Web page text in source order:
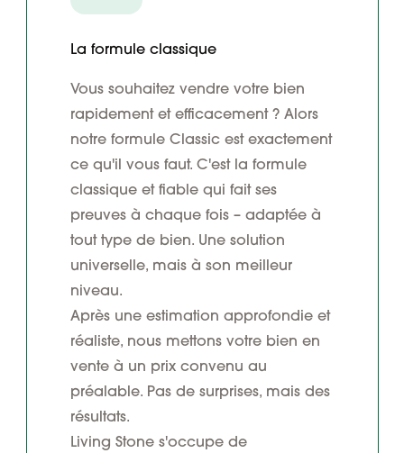
La formule classique
Vous souhaitez vendre votre bien
rapidement et efficacement ? Alors
notre formule Classic est exactement
ce qu'il vous faut. C'est la formule
classique et fiable qui fait ses
preuves à chaque fois – adaptée à
tout type de bien. Une solution
universelle, mais à son meilleur
niveau.
Après une estimation approfondie et
réaliste, nous mettons votre bien en
vente à un prix convenu au
préalable. Pas de surprises, mais des
résultats.
Living Stone s'occupe de